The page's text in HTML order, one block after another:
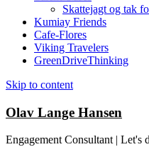
Skattejagt og tak
Kumiay Friends
Cafe-Flores
Viking Travelers
GreenDriveThinking
Skip to content
Olav Lange Hansen
Engagement Consultant | Let's